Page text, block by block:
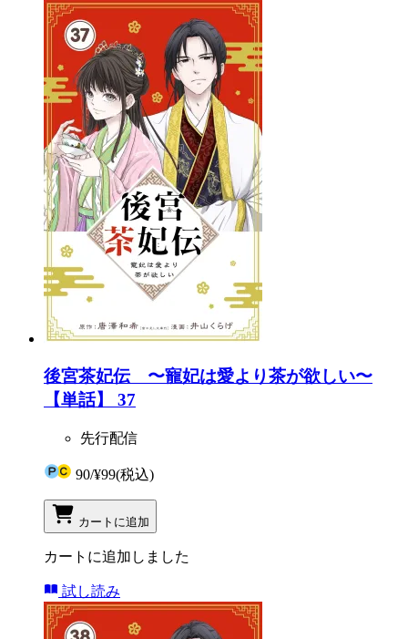
後宮茶妃伝 〜寵妃は愛より茶が欲しい〜
【単話】 37
先行配信
90/¥99(税込)
カートに追加
カートに追加しました
試し読み